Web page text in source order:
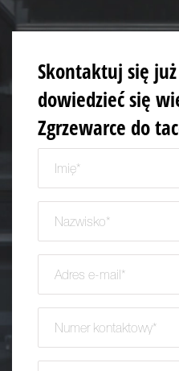
Skontaktuj się
dowiedzieć się
Zgrzewarce do
Imię*
(required)
Nazwisko*
(required)
Adres e-mail*
(required)
Numer kontaktowy*
(required)
Firma*
(required)